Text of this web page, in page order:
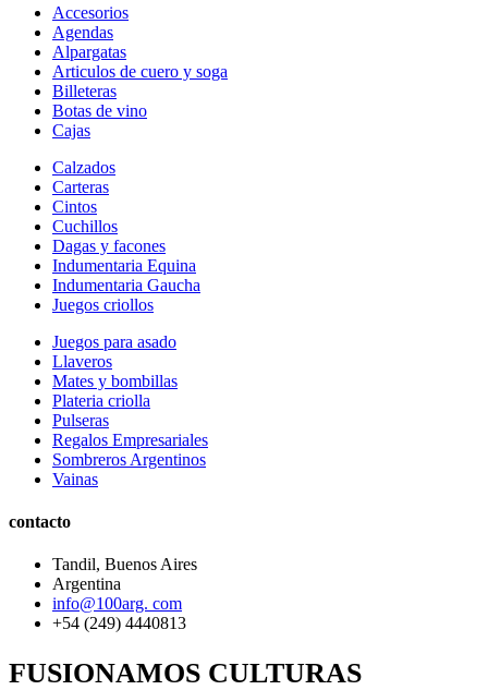
Accesorios
Agendas
Alpargatas
Articulos de cuero y soga
Billeteras
Botas de vino
Cajas
Calzados
Carteras
Cintos
Cuchillos
Dagas y facones
Indumentaria Equina
Indumentaria Gaucha
Juegos criollos
Juegos para asado
Llaveros
Mates y bombillas
Plateria criolla
Pulseras
Regalos Empresariales
Sombreros Argentinos
Vainas
contacto
Tandil, Buenos Aires
Argentina
info@100arg. com
+54 (249) 4440813
FUSIONAMOS CULTURAS